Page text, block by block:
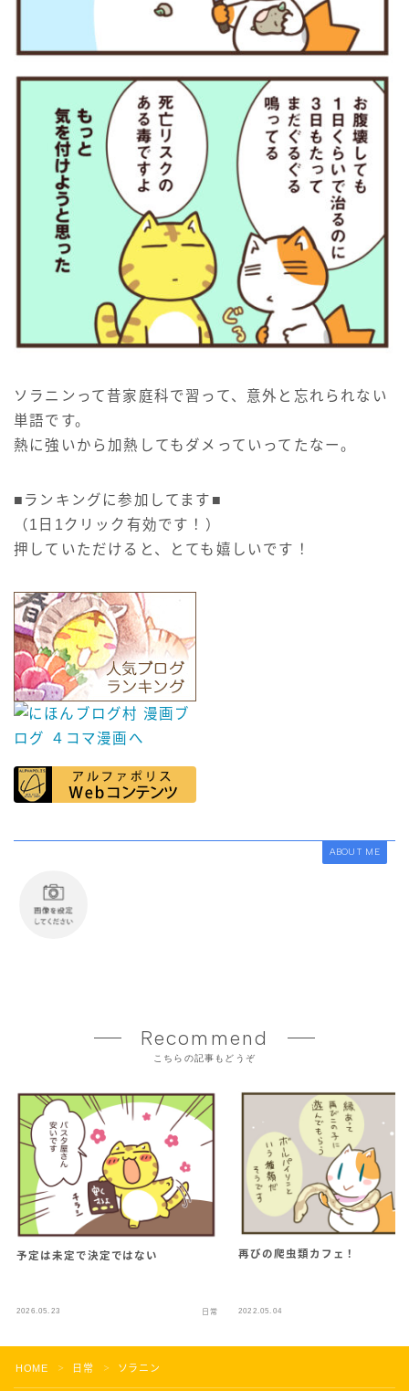
ソラニンって昔家庭科で習って、意外と忘れられない
単語です。
熱に強いから加熱してもダメっていってたなー。
■ランキングに参加してます■
（1日1クリック有効です！）
押していただけると、とても嬉しいです！
ABOUT ME
Recommend
こちらの記事もどうぞ
予定は未定で決定ではない
2026.05.23 日常
再びの爬虫類カフェ！
2022.05.04
HOME ＞ 日常 ＞ ソラニン